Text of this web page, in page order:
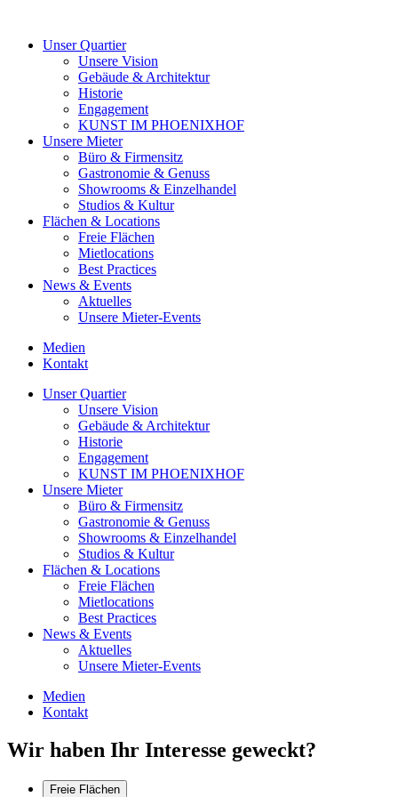
Unser Quartier
Unsere Vision
Gebäude & Architektur
Historie
Engagement
KUNST IM PHOENIXHOF
Unsere Mieter
Büro & Firmensitz
Gastronomie & Genuss
Showrooms & Einzelhandel
Studios & Kultur
Flächen & Locations
Freie Flächen
Mietlocations
Best Practices
News & Events
Aktuelles
Unsere Mieter-Events
Medien
Kontakt
Unser Quartier
Unsere Vision
Gebäude & Architektur
Historie
Engagement
KUNST IM PHOENIXHOF
Unsere Mieter
Büro & Firmensitz
Gastronomie & Genuss
Showrooms & Einzelhandel
Studios & Kultur
Flächen & Locations
Freie Flächen
Mietlocations
Best Practices
News & Events
Aktuelles
Unsere Mieter-Events
Medien
Kontakt
Wir haben Ihr Interesse geweckt?
Freie Flächen